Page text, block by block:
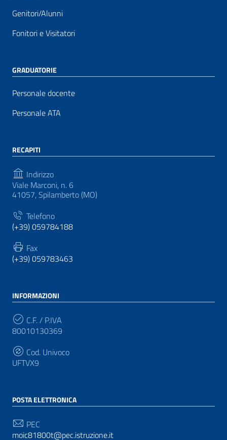
Genitori/Alunni
Fonitori e Visitatori
GRADUATORIE
Personale docente
Personale ATA
RECAPITI
Indirizzo
Viale Marconi, n. 6
41057, Spilamberto (MO)
Telefono
(+39) 059784188
Fax
(+39) 059783463
INFORMAZIONI
C.F. / P.IVA
80010130369
Cod. Univoco
UFTVX9
POSTA ELETTRONICA
PEC
moic81800t@pec.istruzione.it